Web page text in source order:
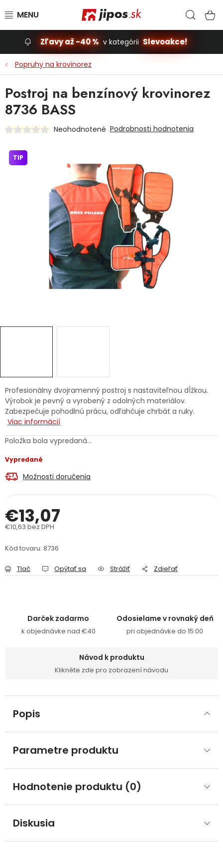
Slevoakce
Stavba, dom
Dielňa
Príslušenstvo pre automobily
Vybavenie a hračky pre deti
Domácnosť
Ochranné pracovné pomôcky
Fotovoltaika
Servis náradia Hodnotenie obchodu
Doprava a platba Váš zákaznícky účet
Kontakty
Obchodné podmienky
Přihlášení Registrace
Zľavy až -40 % v kategórii Slevoakce!
Popruhy na krovinorez
Profesionálny dvojramenný postroj s nastaviteľnou dĺžkou.
Výrobok je pevný a vyrobený z odolných materiálov.
Zabezpečuje pohodlnú prácu, odľahčuje chrbát a ruky.
Viac informácií
Položka bola vypredaná…
Vypredané
Možnosti doručenia
€13,07
€10,63 bez DPH
Kód tovaru: 8736
Tlač Opýtať sa Strážiť Zdieľať
Postroj na benzínový krovinorez
8736 BASS
Neohodnotené Podrobnosti hodnotenia
TIP
Darček zadarmo
k objednávke nad €40
Odosielame v rovnaký deň
pri objednávke do 15:00
Návod k produktu
Klikněte zde pro zobrazení návodu
Popis
Parametre produktu
Hodnotenie produktu (0)
Diskusia